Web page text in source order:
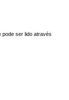
pode ser lido através